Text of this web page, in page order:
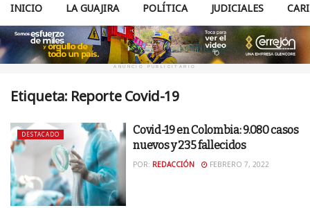
INICIO LA GUAJIRA POLÍTICA JUDICIALES
ANUNCIO PUBLICITARIO
Etiqueta: Reporte Covid-19
DESTACADO
Covid-19 en Colombia: 9.080 casos
nuevos y 235 fallecidos
POR: REDACCIÓN FEBRERO 7, 2022